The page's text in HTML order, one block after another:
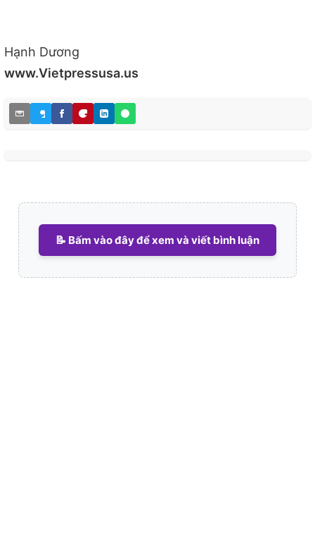
Hạnh Dương
www.Vietpressusa.us
📝 Bấm vào đây để xem và viết bình luận